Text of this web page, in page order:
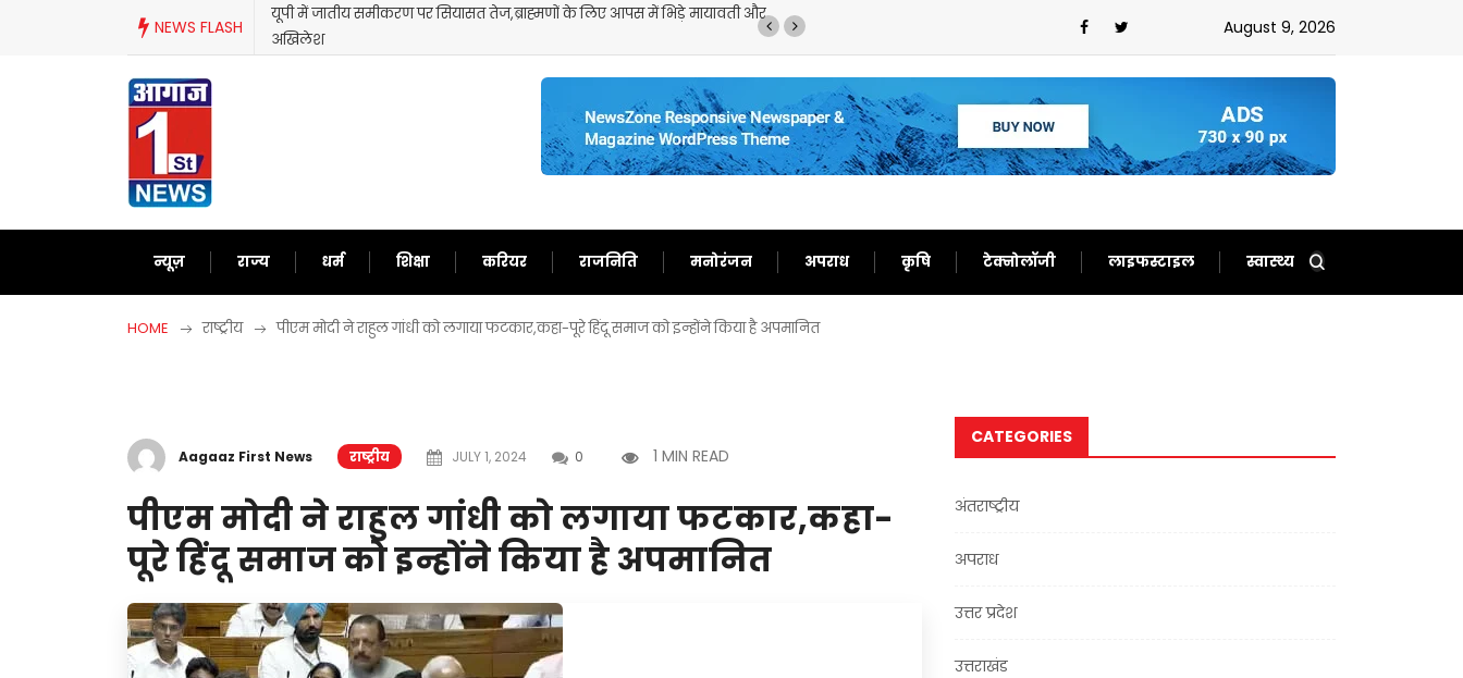
NEWS FLASH
यूपी में जातीय समीकरण पर सियासत तेज,ब्राह्मणों के लिए आपस में भिड़े मायावती और
अखिलेश
August 9, 2026
न्यूज़ राज्य धर्म शिक्षा करियर राजनिति मनोरंजन अपराध कृषि टेक्नोलॉजी लाइफस्टाइल स्वास्थ्य
HOME राष्ट्रीय पीएम मोदी ने राहुल गांधी को लगाया फटकार,कहा-पूरे हिंदू समाज को इन्होंने किया है अपमानित
Aagaaz First News राष्ट्रीय JULY 1, 2024 0 1 MIN READ
पीएम मोदी ने राहुल गांधी को लगाया फटकार,कहा-
पूरे हिंदू समाज को इन्होंने किया है अपमानित
CATEGORIES
अंतराष्ट्रीय
अपराध
उत्तर प्रदेश
उत्तराखंड